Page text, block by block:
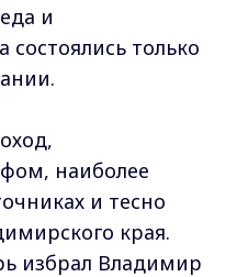
и
состоялись только
наиболее
и тесно
края.
избрал Владимир